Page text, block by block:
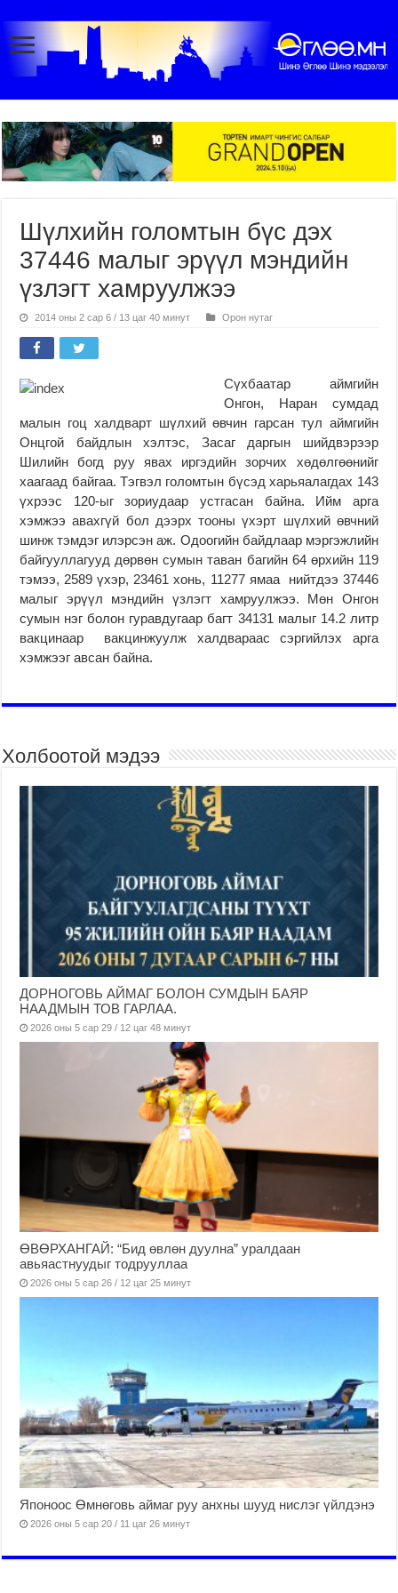
Шүлхийн голомтын бүс дэх
37446 малыг эрүүл мэндийн
үзлэгт хамруулжээ
2014 оны 2 сар 6 / 13 цаг 40 минут Орон нутаг
Сүхбаатар аймгийн
Онгон, Наран сумдад
малын гоц халдварт шүлхий өвчин гарсан тул аймгийн
Онцгой байдлын хэлтэс, Засаг даргын шийдвэрээр
Шилийн богд руу явах иргэдийн зорчих хөдөлгөөнийг
хаагаад байгаа. Тэгвэл голомтын бүсэд харьяалагдах 143
үхрээс 120-ыг зориудаар устгасан байна. Ийм арга
хэмжээ авахгүй бол дээрх тооны үхэрт шүлхий өвчний
шинж тэмдэг илэрсэн аж. Одоогийн байдлаар мэргэжлийн
байгууллагууд дөрвөн сумын таван багийн 64 өрхийн 119
тэмээ, 2589 үхэр, 23461 хонь, 11277 ямаа нийтдээ 37446
малыг эрүүл мэндийн үзлэгт хамруулжээ. Мөн Онгон
сумын нэг болон гуравдугаар багт 34131 малыг 14.2 литр
вакцинаар вакцинжуулж халдвараас сэргийлэх арга
хэмжээг авсан байна.
Холбоотой мэдээ
ДОРНОГОВЬ АЙМАГ БОЛОН СУМДЫН БАЯР
НААДМЫН ТОВ ГАРЛАА.
2026 оны 5 сар 29 / 12 цаг 48 минут
ӨВӨРХАНГАЙ: “Бид өвлөн дуулна” уралдаан
авьяастнуудыг тодрууллаа
2026 оны 5 сар 26 / 12 цаг 25 минут
Японоос Өмнөговь аймаг руу анхны шууд нислэг үйлдэнэ
2026 оны 5 сар 20 / 11 цаг 26 минут